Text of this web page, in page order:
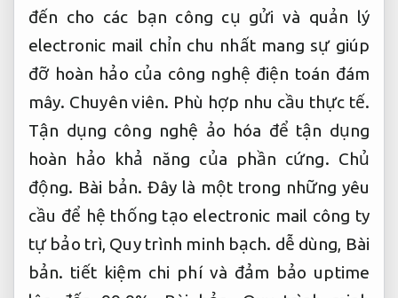
đến cho các bạn công cụ gửi và quản lý
electronic mail chỉn chu nhất mang sự giúp
đỡ hoàn hảo của công nghệ điện toán đám
mây. Chuyên viên. Phù hợp nhu cầu thực tế.
Tận dụng công nghệ ảo hóa để tận dụng
hoàn hảo khả năng của phần cứng. Chủ
động. Bài bản. Đây là một trong những yêu
cầu để hệ thống tạo electronic mail công ty
tự bảo trì, Quy trình minh bạch. dễ dùng, Bài
bản. tiết kiệm chi phí và đảm bảo uptime